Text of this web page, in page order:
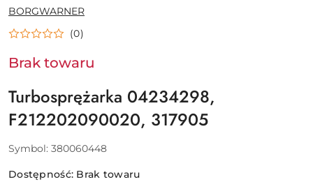
NAZWA
PRODUCENTA:
BORGWARNER
(0)
Brak towaru
Turbosprężarka 04234298,
F212202090020, 317905
Symbol: 380060448
Dostępność: Brak towaru